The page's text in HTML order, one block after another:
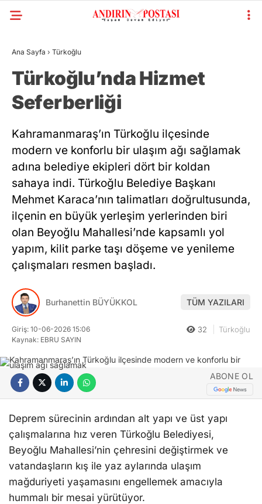
Ana Sayfa › Türkoğlu
Türkoğlu’nda Hizmet
Seferberliği
Kahramanmaraş’ın Türkoğlu ilçesinde
modern ve konforlu bir ulaşım ağı sağlamak
adına belediye ekipleri dört bir koldan
sahaya indi. Türkoğlu Belediye Başkanı
Mehmet Karaca’nın talimatları doğrultusunda,
ilçenin en büyük yerleşim yerlerinden biri
olan Beyoğlu Mahallesi’nde kapsamlı yol
yapım, kilit parke taşı döşeme ve yenileme
çalışmaları resmen başladı.
Burhanettin BÜYÜKKOL TÜM YAZILARI
Giriş: 10-06-2026 15:06
Kaynak: EBRU SAYIN
32 Türkoğlu
ABONE OL
Deprem sürecinin ardından alt yapı ve üst yapı
çalışmalarına hız veren Türkoğlu Belediyesi,
Beyoğlu Mahallesi’nin çehresini değiştirmek ve
vatandaşların kış ile yaz aylarında ulaşım
mağduriyeti yaşamasını engellemek amacıyla
hummalı bir mesai yürütüyor.